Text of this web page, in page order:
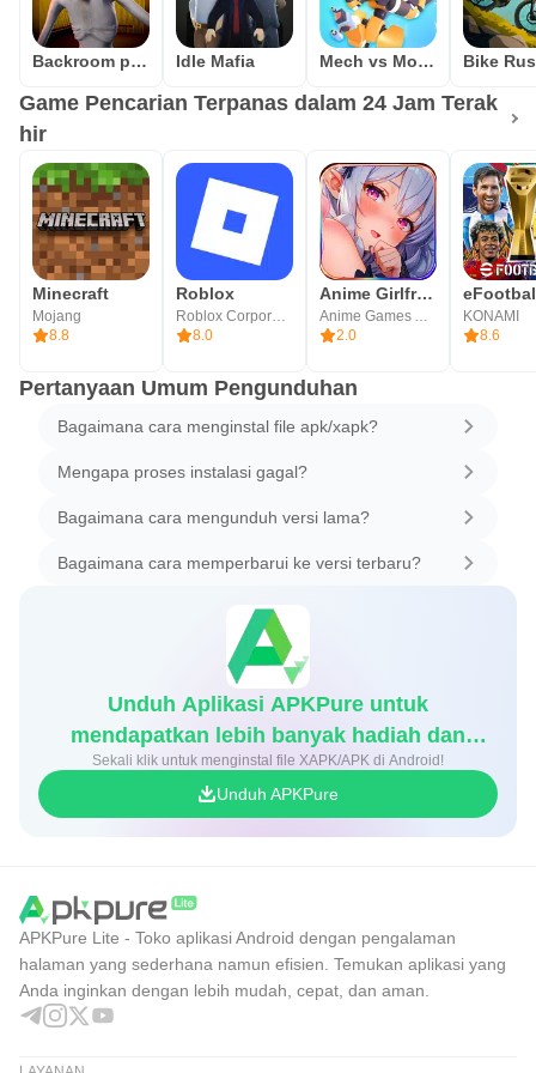
Backroom predator Idle Mafia Mech vs Monsters Bike
Game Pencarian Terpanas dalam 24 Jam Terak
hir
Minecraft
Mojang
8.8
Roblox
Roblox Corporation
8.0
Anime Girlfriend Isekai Waifu
Anime Games AMIDA
2.0
KONAMI
8.6
Pertanyaan Umum Pengunduhan
Bagaimana cara menginstal file apk/xapk?
Mengapa proses instalasi gagal?
Bagaimana cara mengunduh versi lama?
Bagaimana cara memperbarui ke versi terbaru?
Unduh Aplikasi APKPure untuk
mendapatkan lebih banyak hadiah dan
diskon game
Sekali klik untuk menginstal file XAPK/APK di Android!
Unduh APKPure
APKPure Lite - Toko aplikasi Android dengan pengalaman
halaman yang sederhana namun efisien. Temukan aplikasi yang
Anda inginkan dengan lebih mudah, cepat, dan aman.